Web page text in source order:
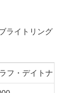
ライトリング
フ・デイトナ